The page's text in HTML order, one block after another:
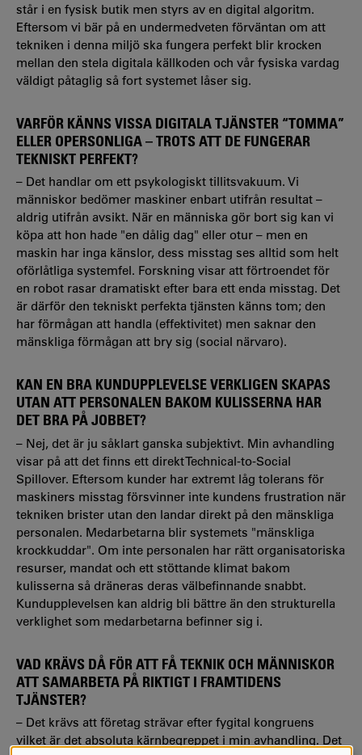
står i en fysisk butik men styrs av en digital algoritm.
Eftersom vi bär på en undermedveten förväntan om att
tekniken i denna miljö ska fungera perfekt blir krocken
mellan den stela digitala källkoden och vår fysiska vardag
väldigt påtaglig så fort systemet låser sig.
VARFÖR KÄNNS VISSA DIGITALA TJÄNSTER “TOMMA”
ELLER OPERSONLIGA – TROTS ATT DE FUNGERAR
TEKNISKT PERFEKT?
– Det handlar om ett psykologiskt tillitsvakuum. Vi
människor bedömer maskiner enbart utifrån resultat –
aldrig utifrån avsikt. När en människa gör bort sig kan vi
köpa att hon hade "en dålig dag" eller otur – men en
maskin har inga känslor, dess misstag ses alltid som helt
oförlåtliga systemfel. Forskning visar att förtroendet för
en robot rasar dramatiskt efter bara ett enda misstag. Det
är därför den tekniskt perfekta tjänsten känns tom; den
har förmågan att handla (effektivitet) men saknar den
mänskliga förmågan att bry sig (social närvaro).
KAN EN BRA KUNDUPPLEVELSE VERKLIGEN SKAPAS
UTAN ATT PERSONALEN BAKOM KULISSERNA HAR
DET BRA PÅ JOBBET?
– Nej, det är ju såklart ganska subjektivt. Min avhandling
visar på att det finns ett direkt Technical-to-Social
Spillover. Eftersom kunder har extremt låg tolerans för
maskiners misstag försvinner inte kundens frustration när
tekniken brister utan den landar direkt på den mänskliga
personalen. Medarbetarna blir systemets "mänskliga
krockkuddar". Om inte personalen har rätt organisatoriska
resurser, mandat och ett stöttande klimat bakom
kulisserna så dräneras deras välbefinnande snabbt.
Kundupplevelsen kan aldrig bli bättre än den strukturella
verklighet som medarbetarna befinner sig i.
VAD KRÄVS DÅ FÖR ATT FÅ TEKNIK OCH MÄNNISKOR
ATT SAMARBETA PÅ RIKTIGT I FRAMTIDENS
TJÄNSTER?
– Det krävs att företag strävar efter fygital kongruens
vilket är det absoluta kärnbegreppet i min avhandling. Det